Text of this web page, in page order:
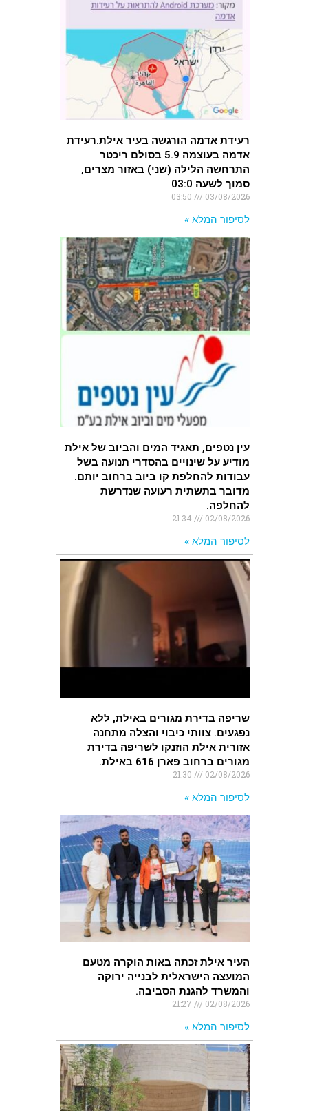
רעידת אדמה הורגשה בעיר אילת.רעידת
אדמה בעוצמה 5.9 בסולם ריכטר
התרחשה הלילה (שני) באזור מצרים,
סמוך לשעה 03:0
03/08/2026
לסיפור המלא »
עין נטפים, תאגיד המים והביוב של אילת
מודיע על שינויים בהסדרי תנועה בשל
עבודות להחלפת קו ביוב ברחוב יותם.
מדובר בתשתית רעועה שנדרשת
להחלפה.
02/08/2026
לסיפור המלא »
שריפה בדירת מגורים באילת, ללא
נפגעים. צוותי כיבוי והצלה מתחנה
אזורית אילת הוזנקו לשריפה בדירת
מגורים ברחוב פארן 616 באילת.
02/08/2026
לסיפור המלא »
העיר אילת זכתה באות הוקרה מטעם
המועצה הישראלית לבנייה ירוקה
והמשרד להגנת הסביבה.
02/08/2026
לסיפור המלא »